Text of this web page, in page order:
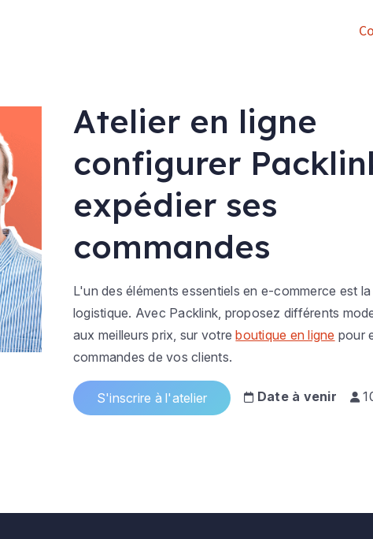
Atelier en ligne
configurer
expédier ses
commandes
L'un des éléments essentiels en e-commerce est
logistique. Avec Packlink, proposez différents
aux meilleurs prix, sur votreboutique en ligne pour
commandes de vos clients.
S'inscrire à l'atelier Date à venir